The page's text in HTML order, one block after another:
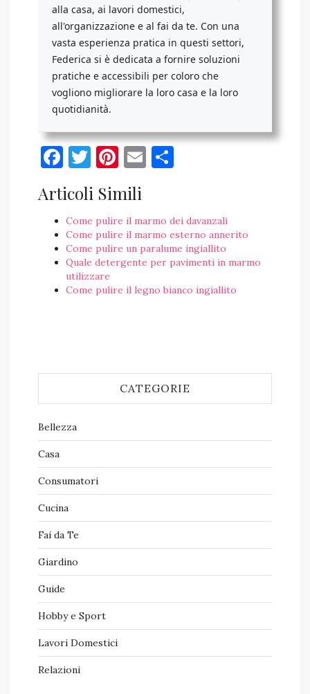
alla casa, ai lavori domestici,
all'organizzazione e al fai da te. Con una
vasta esperienza pratica in questi settori,
Federica si è dedicata a fornire soluzioni
pratiche e accessibili per coloro che
vogliono migliorare la loro casa e la loro
quotidianità.
Facebook
Twitter
Pinterest
Email
Articoli Simili
Come pulire il marmo dei davanzali
Come pulire il marmo esterno annerito
Come pulire un paralume ingiallito
Quale detergente per pavimenti in marmo​
utilizzare
Come pulire il legno bianco ingiallito
CATEGORIE
Bellezza
Casa
Consumatori
Cucina
Fai da Te
Giardino
Guide
Hobby e Sport
Lavori Domestici
Relazioni